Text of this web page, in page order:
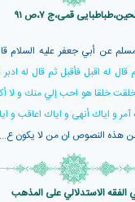
قمی،ج ۷،ص ۹۱
عن أبي جعفر عليه السلام
له اقبل فأقبل ثم قال له
خلقا هو احب إلي منك و لا
و اياك أنهى و اياك اعاقب و
هذه النصوص ان من لا يكون ع...
الاستدلالي علی المذهب